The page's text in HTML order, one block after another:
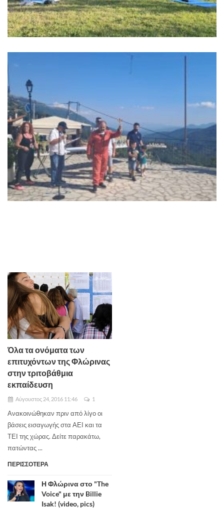
Όλα τα ονόματα των
επιτυχόντων της Φλώρινας
στην τριτοβάθμια
εκπαίδευση
Αύγουστος 24, 2016 11:46 1
Ανακοινώθηκαν πριν από λίγο οι
βάσεις εισαγωγής στα ΑΕΙ και τα
ΤΕΙ της χώρας. Δείτε παρακάτω,
πατώντας ...
ΠΕΡΙΣΣΟΤΕΡΑ
Η Φλώρινα στο "The
Voice" με την Billie
Isak! (video, pics)